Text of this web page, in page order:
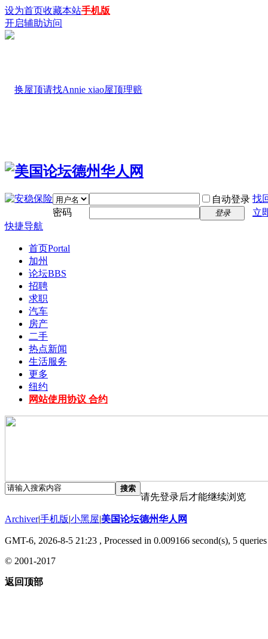
设为首页收藏本站手机版
开启辅助访问
自动登录 找
密码
登录
立
快捷导航
首页Portal
加州
论坛BBS
招聘
求职
汽车
房产
二手
热点新闻
生活服务
更多
纽约
网站使用协议 合约
搜索
请先登录后才能继续浏览
Archiver|手机版|小黑屋|美国论坛德州华人网
GMT-6, 2026-8-5 21:23 , Processed in 0.009166 second(s), 5
© 2001-2017
返回顶部